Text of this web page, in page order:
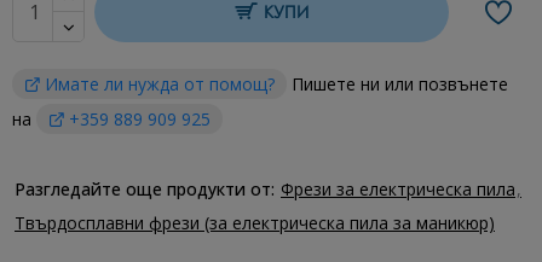
КУПИ
Имате ли нужда от помощ?
Пишете ни или позвънете
на
+359 889 909 925
Разгледайте още продукти от: Фрези за електрическа пила
Твърдосплавни фрези (за електрическа пила за маникюр)